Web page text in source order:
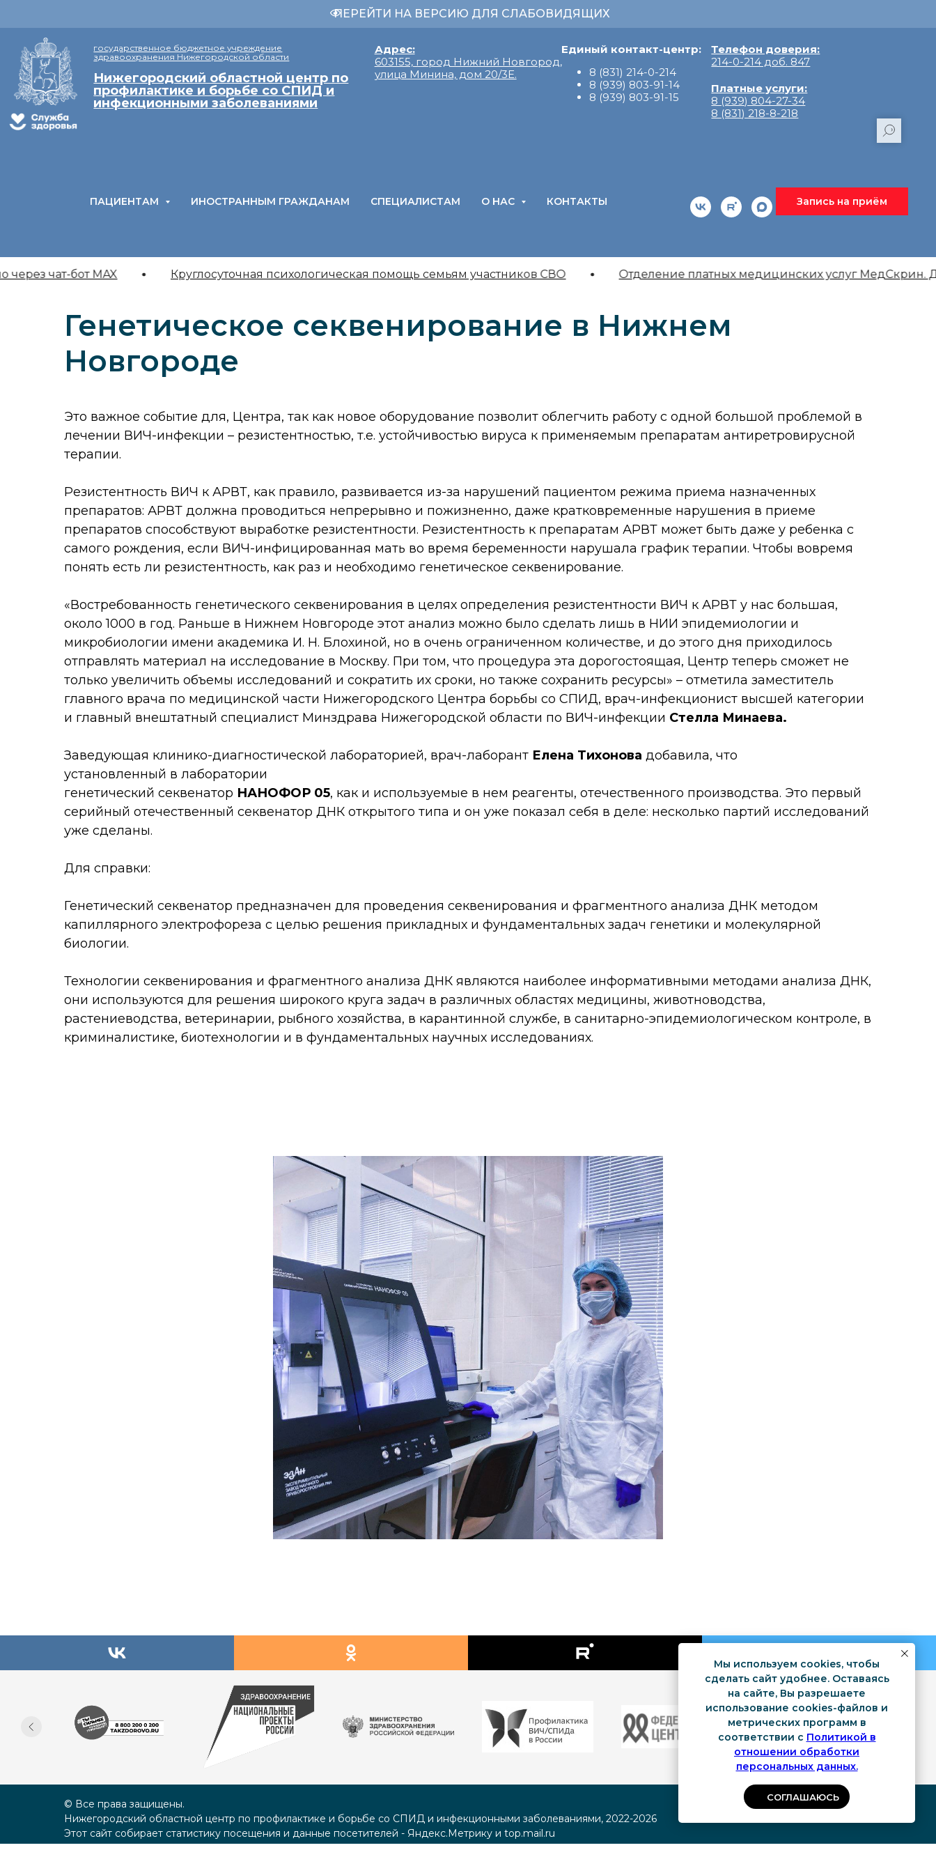
ПЕРЕЙТИ НА ВЕРСИЮ ДЛЯ СЛАБОВИДЯЩИХ
государственное бюджетное учреждение
здравоохранения Нижегородской области
Нижегородский областной центр по
профилактике и борьбе со СПИД и
инфекционными заболеваниями
Единый контакт-центр:
8 (831) 214-0-214
8 (939) 803-91-14
8 (939) 803-91-15
Платные услуги:
8 (939) 804-27-34
8 (831) 218-8-218
Телефон доверия:
214-0-214 доб. 847
Адрес:
603155, город Нижний Новгород,
улица Минина, дом 20/3Е.
ПАЦИЕНТАМ ИНОСТРАННЫМ ГРАЖДАНАМ СПЕЦИАЛИСТАМ О НАС КОНТАКТЫ Запись на приём
чат-бот MAX Круглосуточная психологическая помощь семьям участников СВО Отделение платных медицинских услуг МедСкрин.
Генетическое секвенирование в Нижнем
Новгороде
Это важное событие для, Центра, так как новое оборудование позволит облегчить работу с одной большой проблемой в
лечении ВИЧ-инфекции – резистентностью, т.е. устойчивостью вируса к применяемым препаратам антиретровирусной
терапии.
Резистентность ВИЧ к АРВТ, как правило, развивается из-за нарушений пациентом режима приема назначенных
препаратов: АРВТ должна проводиться непрерывно и пожизненно, даже кратковременные нарушения в приеме
препаратов способствуют выработке резистентности. Резистентность к препаратам АРВТ может быть даже у ребенка с
самого рождения, если ВИЧ-инфицированная мать во время беременности нарушала график терапии. Чтобы вовремя
понять есть ли резистентность, как раз и необходимо генетическое секвенирование.
«Востребованность генетического секвенирования в целях определения резистентности ВИЧ к АРВТ у нас большая,
около 1000 в год. Раньше в Нижнем Новгороде этот анализ можно было сделать лишь в НИИ эпидемиологии и
микробиологии имени академика И. Н. Блохиной, но в очень ограниченном количестве, и до этого дня приходилось
отправлять материал на исследование в Москву. При том, что процедура эта дорогостоящая, Центр теперь сможет не
только увеличить объемы исследований и сократить их сроки, но также сохранить ресурсы» – отметила заместитель
главного врача по медицинской части Нижегородского Центра борьбы со СПИД, врач-инфекционист высшей категории
и главный внештатный специалист Минздрава Нижегородской области по ВИЧ-инфекции Стелла Минаева.
Заведующая клинико-диагностической лабораторией, врач-лаборант Елена Тихонова добавила, что
установленный в лаборатории
генетический секвенатор НАНОФОР 05, как и используемые в нем реагенты, отечественного производства. Это первый
серийный отечественный секвенатор ДНК открытого типа и он уже показал себя в деле: несколько партий исследований
уже сделаны.
Для справки:
Генетический секвенатор предназначен для проведения секвенирования и фрагментного анализа ДНК методом
капиллярного электрофореза с целью решения прикладных и фундаментальных задач генетики и молекулярной
биологии.
Технологии секвенирования и фрагментного анализа ДНК являются наиболее информативными методами анализа ДНК,
они используются для решения широкого круга задач в различных областях медицины, животноводства,
растениеводства, ветеринарии, рыбного хозяйства, в карантинной службе, в санитарно-эпидемиологическом контроле, в
криминалистике, биотехнологии и в фундаментальных научных исследованиях.
Мы используем cookies, чтобы
сделать сайт удобнее. Оставаясь
на сайте, Вы разрешаете
использование cookies-файлов и
метрических программ в
соответствии с Политикой в
отношении обработки
персональных данных.
СОГЛАШАЮСЬ
© Все права защищены.
Нижегородский областной центр по профилактике и борьбе со СПИД и инфекционными заболеваниями, 2022-2026
Этот сайт собирает статистику посещения и данные посетителей - Яндекс.Метрику и top.mail.ru